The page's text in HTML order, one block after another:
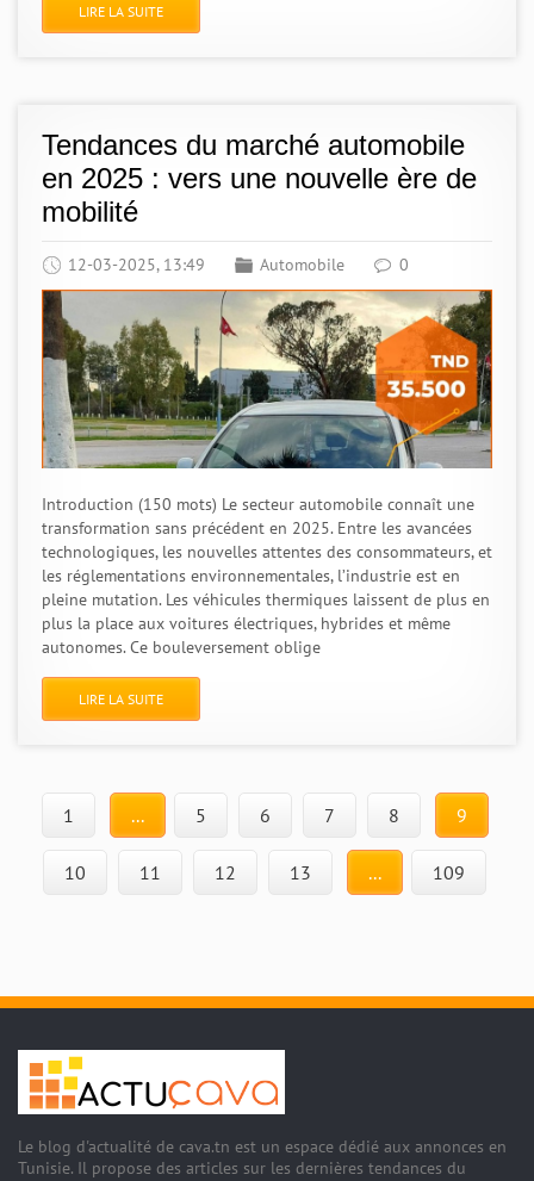
LIRE LA SUITE
Tendances du marché automobile
en 2025 : vers une nouvelle ère de
mobilité
12-03-2025, 13:49 Automobile 0
Introduction (150 mots) Le secteur automobile connaît une
transformation sans précédent en 2025. Entre les avancées
technologiques, les nouvelles attentes des consommateurs, et
les réglementations environnementales, l’industrie est en
pleine mutation. Les véhicules thermiques laissent de plus en
plus la place aux voitures électriques, hybrides et même
autonomes. Ce bouleversement oblige
LIRE LA SUITE
1 ... 5 6 7 8 9
10 11 12 13 ... 109
Le blog d'actualité de cava.tn est un espace dédié aux annonces en
Tunisie. Il propose des articles sur les dernières tendances du